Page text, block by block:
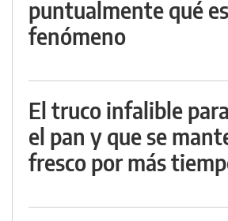
puntualmente qué
fenómeno
El truco infalible
el pan y que se
fresco por más